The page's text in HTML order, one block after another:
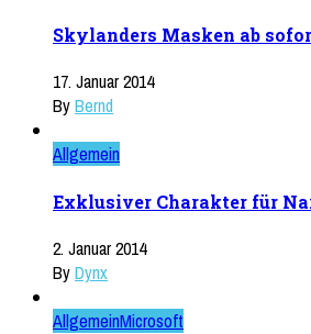
Skylanders Masken ab
17. Januar 2014
ByBernd
Allgemein
Exklusiver Charakter für
2. Januar 2014
ByDynx
AllgemeinMicrosoft